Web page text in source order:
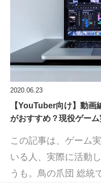
2020.06.23
【YouTuber向け】動画
がおすすめ？現役ゲー
この記事は、ゲーム
いる人、実際に活動
うも。鳥の爪団 総統